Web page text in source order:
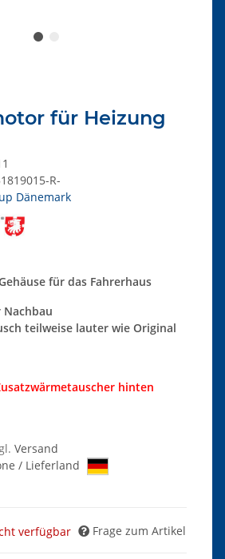
für Heizung
R-
Dänemark
für das Fahrerhaus
teilweise lauter wie Original
hinten
Versand
/ Lieferland
verfügbar Frage zum Artikel